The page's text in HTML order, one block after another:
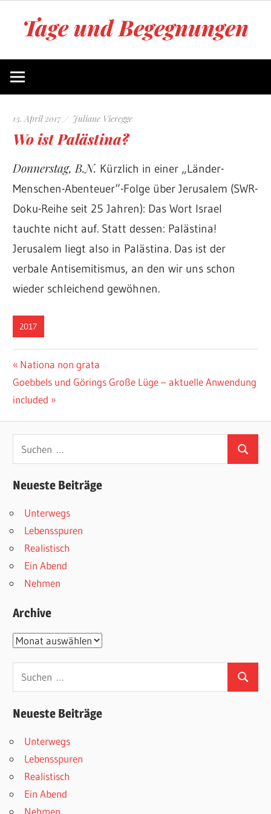
Tage und Begegnungen
von
13. April 2017 Juliane Vieregge
Wo ist Palästina?
Donnerstag, B.N. Kürzlich in einer „Länder-
Menschen-Abenteuer“-Folge über Jerusalem (SWR-
Doku-Reihe seit 25 Jahren): Das Wort Israel
tauchte nicht auf. Statt dessen: Palästina!
Jerusalem liegt also in Palästina. Das ist der
verbale Antisemitismus, an den wir uns schon
wieder schleichend gewöhnen.
2017
Beitragsnavigation
Vorheriger
Beitrag:
Nationa non grata
Nächster
Beitrag:
Goebbels und Görings Große Lüge – aktuelle Anwendung
included
Suchen
nach:
Suchen
Neueste Beiträge
Unterwegs
Lebensspuren
Realistisch
Ein Abend
Nehmen
Archive
Archive
Suchen
nach:
Suchen
Neueste Beiträge
Unterwegs
Lebensspuren
Realistisch
Ein Abend
Nehmen